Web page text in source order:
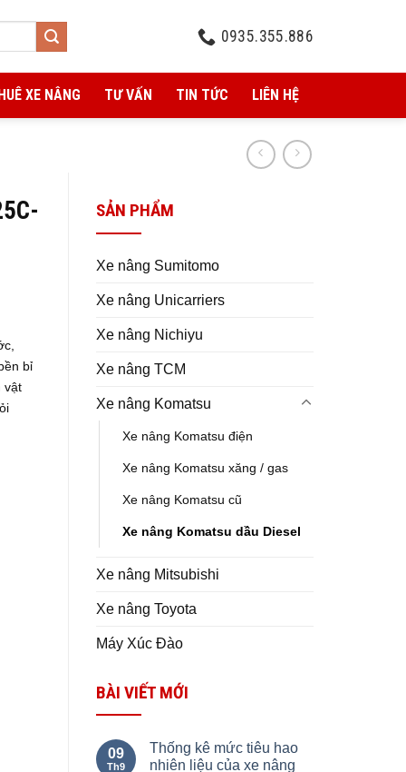
0935.355.886
XE NÂNG TƯ VẤN TIN TỨC LIÊN HỆ
SẢN PHẨM
Xe nâng Sumitomo
Xe nâng Unicarriers
Xe nâng Nichiyu
Xe nâng TCM
Xe nâng Komatsu
Xe nâng Komatsu điện
Xe nâng Komatsu xăng / gas
Xe nâng Komatsu cũ
Xe nâng Komatsu dầu Diesel
Xe nâng Mitsubishi
Xe nâng Toyota
Máy Xúc Đào
BÀI VIẾT MỚI
09
Th9
Thống kê mức tiêu hao
nhiên liệu của xe nâng
bỉ
vật